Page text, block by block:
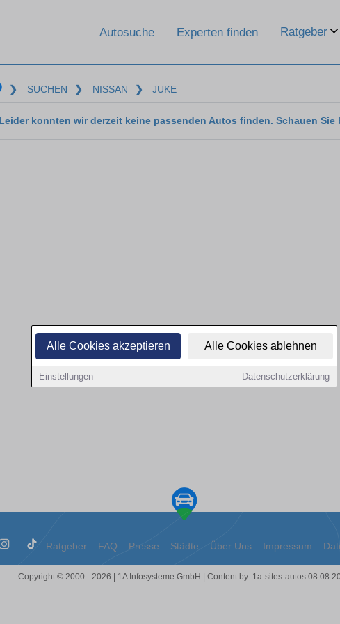
Alle Cookies akzeptieren Alle Cookies ablehnen
Einstellungen Datenschutzerklärung
Autosuche Experten finden Ratgeber
❯ SUCHEN ❯ NISSAN ❯ JUKE
Leider konnten wir derzeit keine passenden Autos finden. Schauen Sie
Ratgeber FAQ Presse Städte Über Uns Impressum
Copyright © 2000 - 2026 | 1A Infosysteme GmbH | Content by: 1a-sites-autos